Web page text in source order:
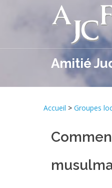
Amitié
Accueil > Groupes